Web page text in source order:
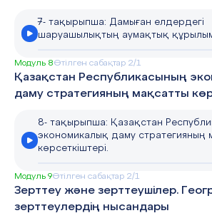
7- тақырыпша: Дамыған елдердегі
шаруашылықтың аумақтық
Модуль 8Өтілген сабақтар 2/1
Қазақстан Республикасының
даму стратегияның мақсатты
8- тақырыпша: Қазақстан
экономикалық даму стратегияның
көрсеткіштері.
Модуль 9Өтілген сабақтар 2/1
Зерттеу және зерттеушілер.
зерттеулердің нысандары